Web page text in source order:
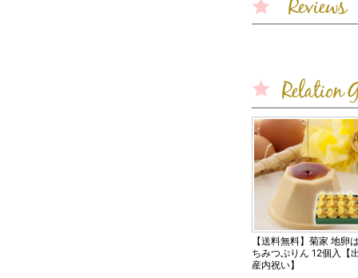
【送料無料】菊家 地卵
ちみつぷりん 12個入【
産内祝い】